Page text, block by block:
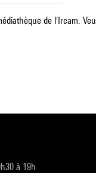
de l'Ircam.
à 19h